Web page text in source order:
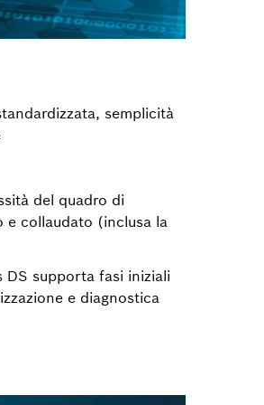
semplicità
del quadro di
e collaudato (inclusa la
supporta fasi iniziali
e diagnostica